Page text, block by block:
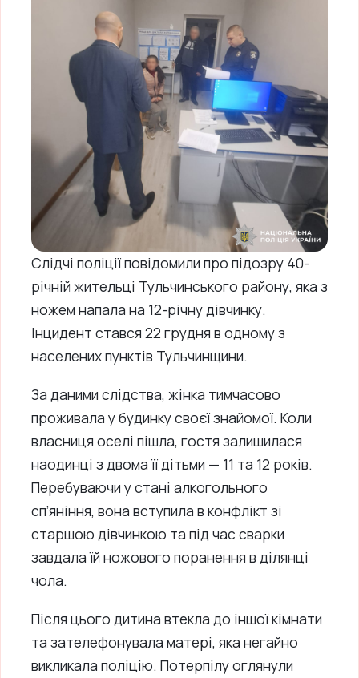
Слідчі поліції повідомили про підозру 40-
річній жительці Тульчинського району, яка з
ножем напала на 12-річну дівчинку.
Інцидент стався 22 грудня в одному з
населених пунктів Тульчинщини.
За даними слідства, жінка тимчасово
проживала у будинку своєї знайомої. Коли
власниця оселі пішла, гостя залишилася
наодинці з двома її дітьми — 11 та 12 років.
Перебуваючи у стані алкогольного
сп’яніння, вона вступила в конфлікт зі
старшою дівчинкою та під час сварки
завдала їй ножового поранення в ділянці
чола.
Після цього дитина втекла до іншої кімнати
та зателефонувала матері, яка негайно
викликала поліцію. Потерпілу оглянули